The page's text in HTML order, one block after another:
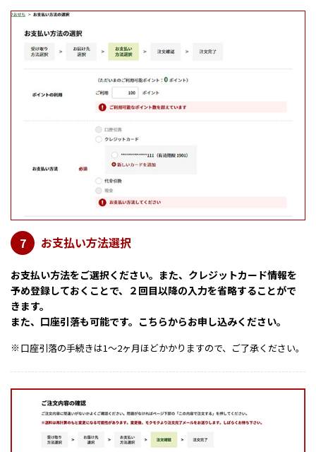
7 お支払い方法選択
お支払い方法をご選択ください。また、クレジットカード情報を
予め登録しておくことで、２回目以降の入力を省略することがで
きます。
また、口座引落も可能です。こちらからお申し込みください。
※ 口座引落の手続きは1～2ヶ月ほどかかりますので、ご了承ください。